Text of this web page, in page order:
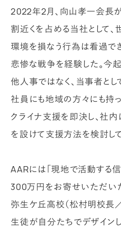
2022年2月、向山孝一会長
割近くを占める当社として
環境を損なう行為は看過で
悲惨な戦争を経験した。今
他人事ではなく、当事者とし
社員にも地域の方々にも持
クライナ支援を即決し、社内
を設けて支援方法を検討して
AARには「現地で活動する信
300万円をお寄せいただい
弥生ケ丘高校（松村明校長／
生徒が自分たちでデザイン